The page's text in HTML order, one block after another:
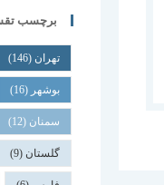
برچسب
تهران (146)
بوشهر (16)
سمنان (12)
گلستان (9)